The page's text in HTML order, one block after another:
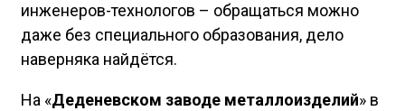
инженеров-технологов – обращаться можно
даже без специального образования, дело
наверняка найдётся.
На «Деденевском заводе металлоизделий» в